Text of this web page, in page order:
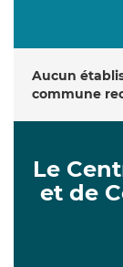
Aucun
commune
Le
et de